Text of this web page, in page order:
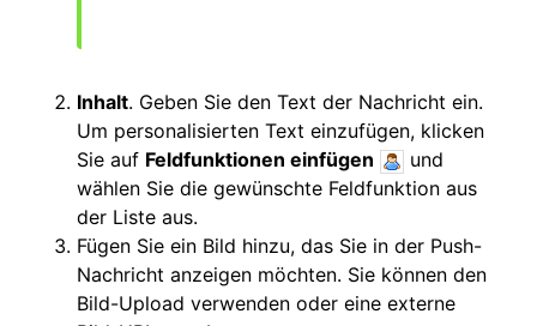
Inhalt. Geben Sie den Text der Nachricht ein.
Um personalisierten Text einzufügen, klicken
Sie auf Feldfunktionen einfügen
und
wählen Sie die gewünschte Feldfunktion aus
der Liste aus.
Fügen Sie ein Bild hinzu, das Sie in der Push-
Nachricht anzeigen möchten. Sie können den
Bild-Upload verwenden oder eine externe